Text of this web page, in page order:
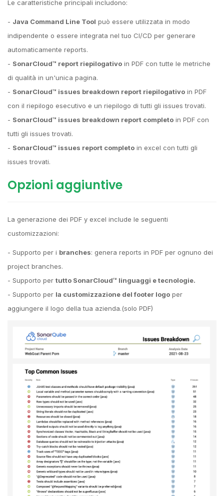
Le caratteristiche principali includono:
- Java Command Line Tool può essere utilizzata in modo
indipendente o essere integrata nel tuo CI/CD per generare
automaticamente reports.
- SonarCloud™ report riepilogativo in PDF con tutte le metriche
di qualità in un'unica pagina.
- SonarCloud™ issues breakdown report riepilogativo in PDF
con il riepilogo esecutivo e un riepilogo di tutti gli issues trovati.
- SonarCloud™ issues breakdown report completo in PDF con
tutti gli issues trovati.
- SonarCloud™ issues report completo in excel con tutti gli
issues trovati.
Opzioni aggiuntive
La generazione dei PDF y excel include le seguenti
customizzazioni:
- Supporto per i branches: genera reports in PDF per ognuno dei
project branches.
- Supporto per tutto SonarCloud™ linguaggi e tecnologie.
- Supporto per la customizzazione del footer logo per
aggiungere il logo della tua azienda.(solo PDF)